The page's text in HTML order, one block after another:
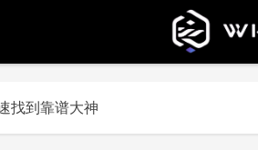
找到靠谱大神